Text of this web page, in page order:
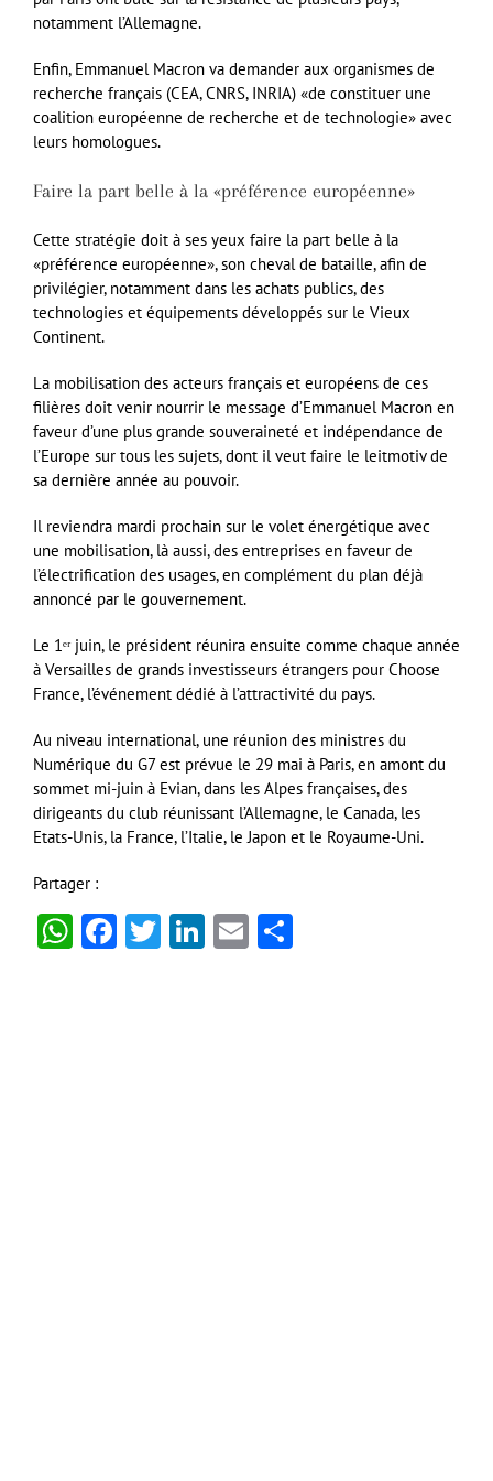
notamment l’Allemagne.
Enfin, Emmanuel Macron va demander aux organismes de
recherche français (CEA, CNRS, INRIA) «de constituer une
coalition européenne de recherche et de technologie» avec
leurs homologues.
Faire la part belle à la «préférence européenne»
Cette stratégie doit à ses yeux faire la part belle à la
«préférence européenne», son cheval de bataille, afin de
privilégier, notamment dans les achats publics, des
technologies et équipements développés sur le Vieux
Continent.
La mobilisation des acteurs français et européens de ces
filières doit venir nourrir le message d’Emmanuel Macron en
faveur d’une plus grande souveraineté et indépendance de
l’Europe sur tous les sujets, dont il veut faire le leitmotiv de
sa dernière année au pouvoir.
Il reviendra mardi prochain sur le volet énergétique avec
une mobilisation, là aussi, des entreprises en faveur de
l’électrification des usages, en complément du plan déjà
annoncé par le gouvernement.
Le 1ᵉʳ juin, le président réunira ensuite comme chaque année
à Versailles de grands investisseurs étrangers pour Choose
France, l’événement dédié à l’attractivité du pays.
Au niveau international, une réunion des ministres du
Numérique du G7 est prévue le 29 mai à Paris, en amont du
sommet mi-juin à Evian, dans les Alpes françaises, des
dirigeants du club réunissant l’Allemagne, le Canada, les
Etats-Unis, la France, l’Italie, le Japon et le Royaume-Uni.
Partager :
WhatsApp
Facebook
Twitter
LinkedIn
Email